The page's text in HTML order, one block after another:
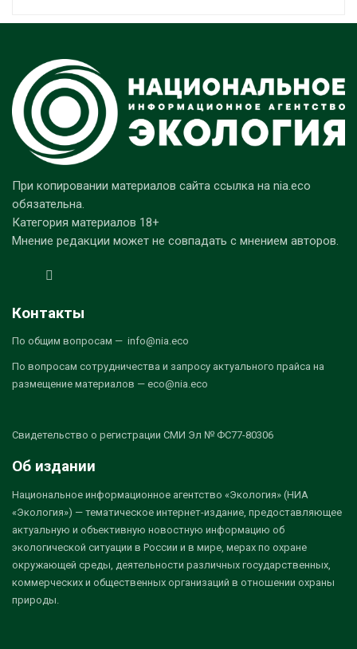
При копировании материалов сайта ссылка на nia.eco
обязательна.
Категория материалов 18+
Мнение редакции может не совпадать с мнением авторов.
Контакты
По общим вопросам — info@nia.eco
По вопросам сотрудничества и запросу актуального прайса на
размещение материалов — eco@nia.eco
Свидетельство о регистрации СМИ Эл № ФС77-80306
Об издании
Национальное информационное агентство «Экология» (НИА
«Экология») — тематическое интернет-издание, предоставляющее
актуальную и объективную новостную информацию об
экологической ситуации в России и в мире, мерах по охране
окружающей среды, деятельности различных государственных,
коммерческих и общественных организаций в отношении охраны
природы.